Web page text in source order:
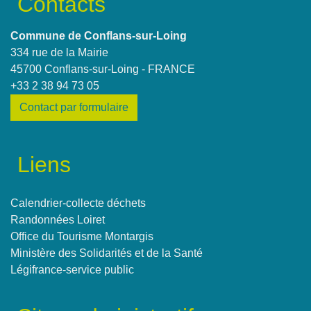
Commune de Conflans-sur-Loing
334 rue de la Mairie
45700 Conflans-sur-Loing - FRANCE
+33 2 38 94 73 05
Contact par formulaire
Liens
Calendrier-collecte déchets
Randonnées Loiret
Office du Tourisme Montargis
Ministère des Solidarités et de la Santé
Légifrance-service public